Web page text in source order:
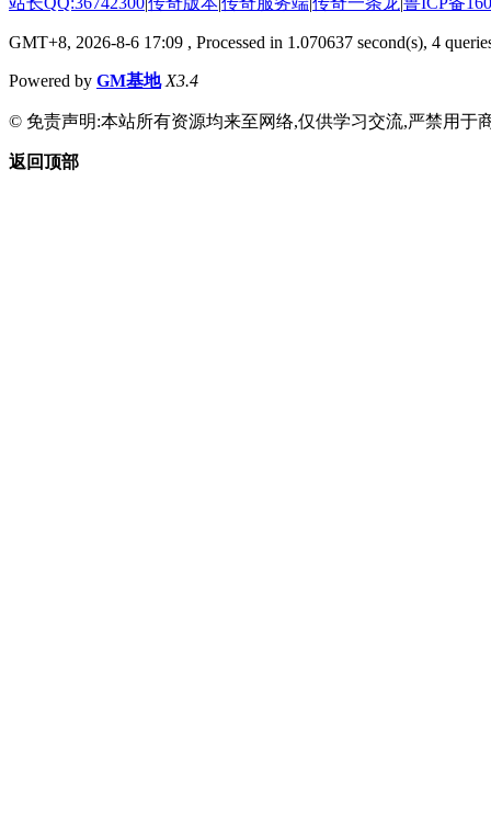
GMT+8, 2026-8-6 17:09 , Processed in 1.070637 second(s), 4
Powered by GM基地 X3.4
© 免责声明:本站所有资源均来至网络,仅供学习交流,严禁用于
返回顶部